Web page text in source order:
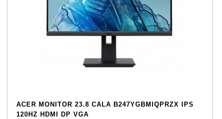
ACER MONITOR 23.8 CALA B247YGBMIQPRZX IPS
120HZ HDMI DP VGA